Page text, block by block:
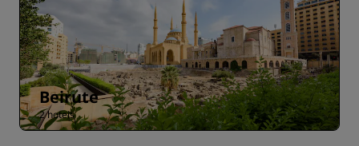
Beirute
2 hoteis